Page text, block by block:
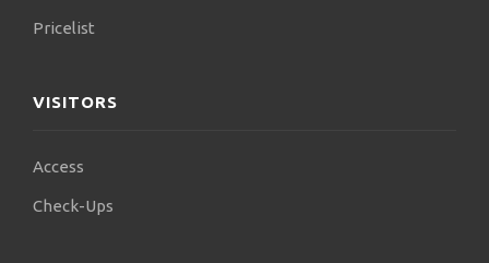
Pricelist
VISITORS
Access
Check-Ups